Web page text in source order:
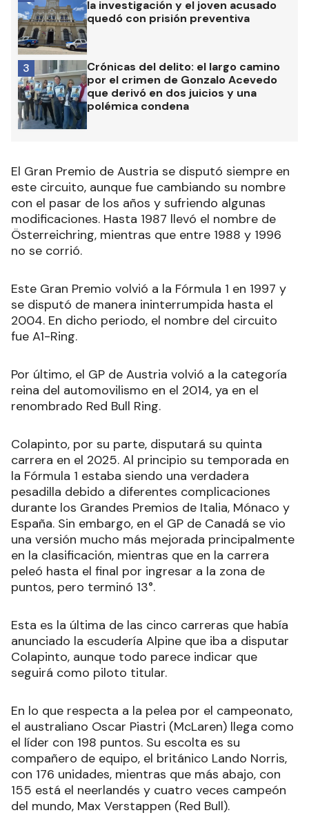
la investigación y el joven acusado
quedó con prisión preventiva
Crónicas del delito: el largo camino
por el crimen de Gonzalo Acevedo
que derivó en dos juicios y una
polémica condena
3
El Gran Premio de Austria se disputó siempre en
este circuito, aunque fue cambiando su nombre
con el pasar de los años y sufriendo algunas
modificaciones. Hasta 1987 llevó el nombre de
Österreichring, mientras que entre 1988 y 1996
no se corrió.
Este Gran Premio volvió a la Fórmula 1 en 1997 y
se disputó de manera ininterrumpida hasta el
2004. En dicho periodo, el nombre del circuito
fue A1-Ring.
Por último, el GP de Austria volvió a la categoría
reina del automovilismo en el 2014, ya en el
renombrado Red Bull Ring.
Colapinto, por su parte, disputará su quinta
carrera en el 2025. Al principio su temporada en
la Fórmula 1 estaba siendo una verdadera
pesadilla debido a diferentes complicaciones
durante los Grandes Premios de Italia, Mónaco y
España. Sin embargo, en el GP de Canadá se vio
una versión mucho más mejorada principalmente
en la clasificación, mientras que en la carrera
peleó hasta el final por ingresar a la zona de
puntos, pero terminó 13°.
Esta es la última de las cinco carreras que había
anunciado la escudería Alpine que iba a disputar
Colapinto, aunque todo parece indicar que
seguirá como piloto titular.
En lo que respecta a la pelea por el campeonato,
el australiano Oscar Piastri (McLaren) llega como
el líder con 198 puntos. Su escolta es su
compañero de equipo, el británico Lando Norris,
con 176 unidades, mientras que más abajo, con
155 está el neerlandés y cuatro veces campeón
del mundo, Max Verstappen (Red Bull).